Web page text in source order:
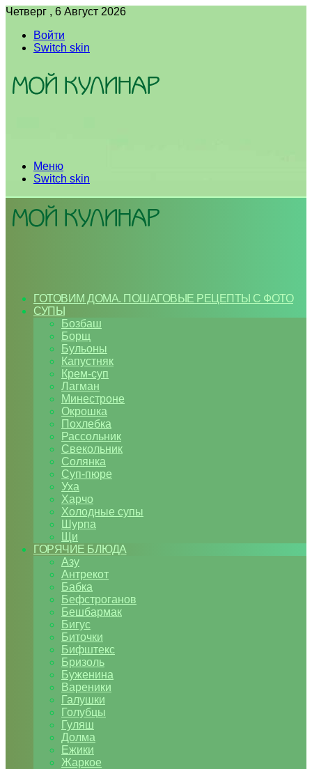
Четверг , 6 Август 2026
Войти
Switch skin
Меню
Switch skin
ГОТОВИМ ДОМА. ПОШАГОВЫЕ РЕЦЕПТЫ С ФОТО
СУПЫ
Бозбаш
Борщ
Бульоны
Капустняк
Крем-суп
Лагман
Минестроне
Окрошка
Похлебка
Рассольник
Свекольник
Солянка
Суп-пюре
Уха
Харчо
Холодные супы
Шурпа
Щи
ГОРЯЧИЕ БЛЮДА
Азу
Антрекот
Бабка
Бефстроганов
Бешбармак
Бигус
Биточки
Бифштекс
Бризоль
Буженина
Вареники
Галушки
Голубцы
Гуляш
Долма
Ежики
Жаркое